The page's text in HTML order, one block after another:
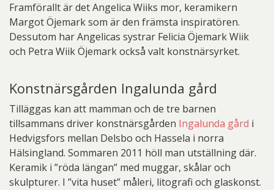
Framförallt är det Angelica Wiiks mor, keramikern
Margot Öjemark som är den främsta inspiratören.
Dessutom har Angelicas systrar Felicia Öjemark Wiik
och Petra Wiik Öjemark också valt konstnärsyrket.
Konstnärsgården Ingalunda gård
Tilläggas kan att mamman och de tre barnen
tillsammans driver konstnärsgården Ingalunda gård i
Hedvigsfors mellan Delsbo och Hassela i norra
Hälsingland. Sommaren 2011 höll man utställning där.
Keramik i ”röda längan” med muggar, skålar och
skulpturer. I ”vita huset” måleri, litografi och glaskonst.